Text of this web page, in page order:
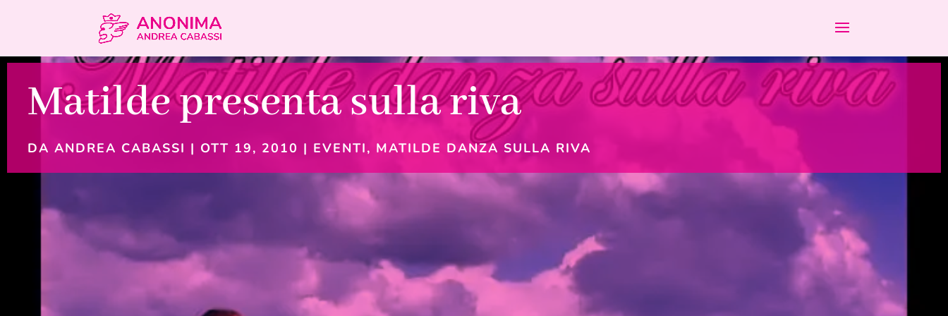
Matilde presenta sulla riva
DA ANDREA CABASSI | OTT 19, 2010 | EVENTI, MATILDE DANZA SULLA RIVA